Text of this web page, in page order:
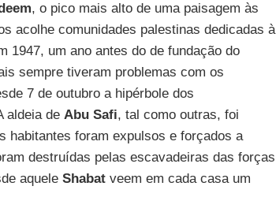
, o pico mais alto de uma paisagem às
acolhe comunidades palestinas dedicadas à
1947, um ano antes do de fundação do
sempre tiveram problemas com os
7 de outubro a hipérbole dos
aldeia de Abu Safi, tal como outras, foi
habitantes foram expulsos e forçados a
destruídas pelas escavadeiras das forças
aquele Shabatveem em cada casa um